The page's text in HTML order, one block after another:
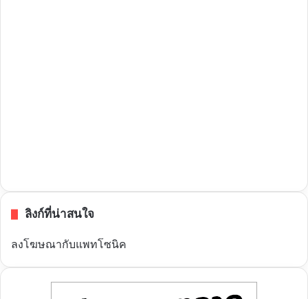
ลิงก์ที่น่าสนใจ
ลงโฆษณากับแพทโซนิค